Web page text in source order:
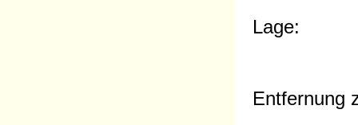
Lage:
Entfernung